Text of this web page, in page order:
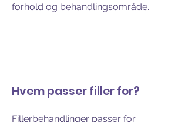
forhold og behandlingsområde.
Hvem passer filler for?
Fillerbehandlinger passer for